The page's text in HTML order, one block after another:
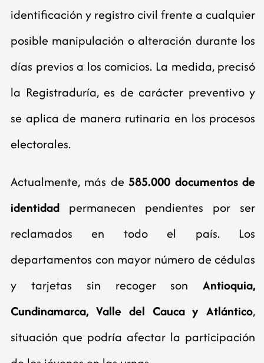
identificación y registro civil frente a cualquier
posible manipulación o alteración durante los
días previos a los comicios. La medida, precisó
la Registraduría, es de carácter preventivo y
se aplica de manera rutinaria en los procesos
electorales.
Actualmente, más de 585.000 documentos de
identidad permanecen pendientes por ser
reclamados en todo el país. Los
departamentos con mayor número de cédulas
y tarjetas sin recoger sonAntioquia,
Cundinamarca, Valle del Cauca y Atlántico,
situación que podría afectar la participación